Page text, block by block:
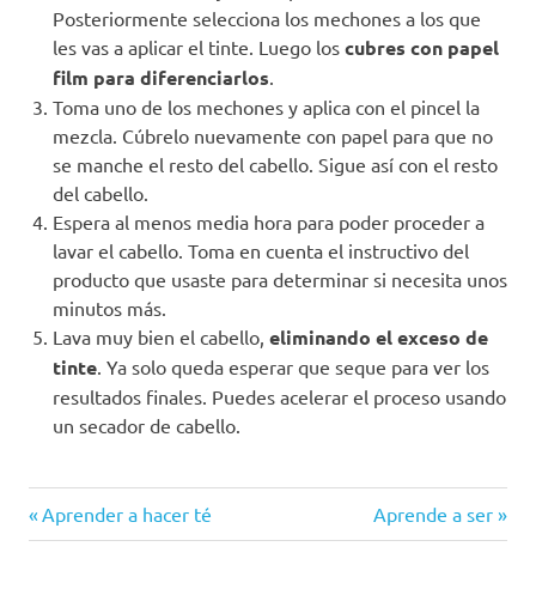
Posteriormente selecciona los mechones a los que
les vas a aplicar el tinte. Luego los cubres con papel
film para diferenciarlos
Toma uno de los mechones y aplica con el pincel la
mezcla. Cúbrelo nuevamente con papel para que no
se manche el resto del cabello. Sigue así con el resto
del cabello.
Espera al menos media hora para poder proceder a
lavar el cabello. Toma en cuenta el instructivo del
producto que usaste para determinar si necesita unos
minutos más.
Lava muy bien el cabello, eliminando el exceso de
tinte . Ya solo queda esperar que seque para ver los
resultados finales. Puedes acelerar el proceso usando
un secador de cabello.
Balayage
Navegación
Entrada
anterior:
Aprender a hacer té
Siguiente
entrada:
Aprende a ser